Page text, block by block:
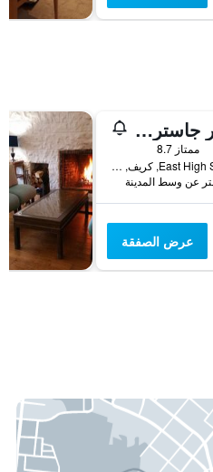
ذا تاور جاسترو بب آند أبارتمنتس
ممتاز 8.7
81 East High Street, كريف, المملكة المتحدة
عرض الصفقة